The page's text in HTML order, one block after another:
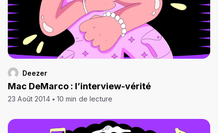
Deezer
Mac DeMarco : l’interview-vérité
23 Août 2014 10 min de lecture